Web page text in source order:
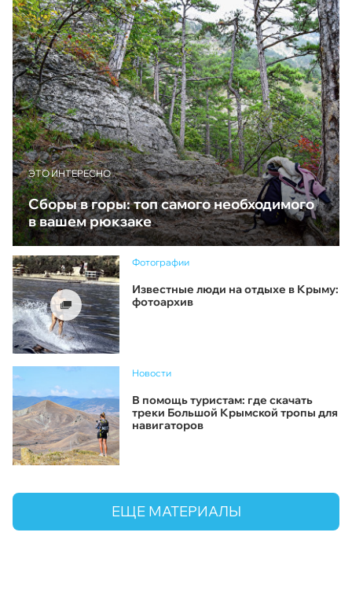
ЭТО ИНТЕРЕСНО
Сборы в горы: топ самого необходимого
в вашем рюкзаке
Фотографии
Известные люди на отдыхе в Крыму:
фотоархив
Новости
В помощь туристам: где скачать
треки Большой Крымской тропы для
навигаторов
ЕЩЕ МАТЕРИАЛЫ